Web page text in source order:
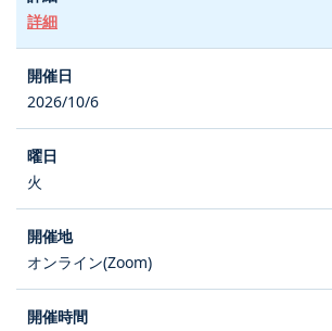
詳細
2026/10/6
火
オンライン(Zoom)